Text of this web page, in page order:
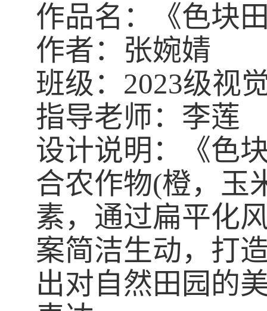
作品名：《色块
作者： 张婉婧
班级： 2023级视
指导老师：李莲
设计说明：《色
合农作物(橙，玉
素，通过扁平化
案简洁生动，打
出对自然田园的